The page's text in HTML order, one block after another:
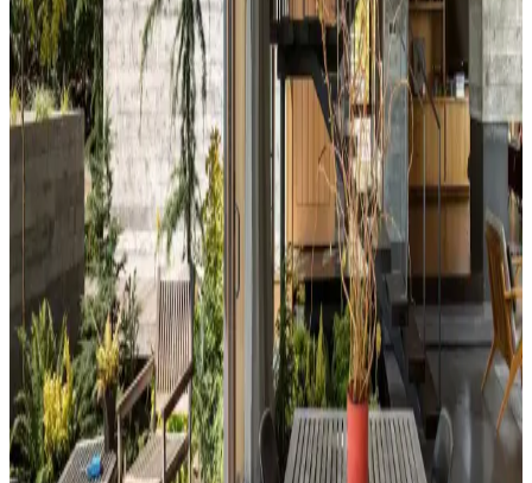
Kahvaltı köşelerinde ahşap ve sentetik deri sandalyeler, dayanıklılık
ve temizlik kolaylığı sunar. Minder ve özel tasarım halılarla konfor
ve estetik dengelenir, mekanın atmosferi güçlenir.
Perde Rengine Uyumlu Nevresim Seçimi: Renk ve
Desenlerle Dekorasyonda Denge Sağlama
Perde ve nevresim uyumu, krem ve magnolia tonlarındaki odalarda
mekanın estetiğini artırır. Kırmızı, kahverengi ve turuncu tonlarıyla
uyumlu renk ve desen önerileri sunulmaktadır.
Ev Dekorasyonunda Denge ve Fonksiyonellik: Renk
Uyumu, Mobilya Yerleşimi ve Estetik İncelemesi
Reddit tartışması üzerinden ev dekorasyonunda renk uyumu,
mobilya yerleşimi ve aksesuar dengesi gibi unsurların yaşam
alanlarının estetik ve fonksiyonelliğini nasıl etkilediği inceleniyor.
Hermes Dekor Ürünleri İncelemesi: Ella'dan
Alışveriş ve Ürün Kalitesi Değerlendirmesi